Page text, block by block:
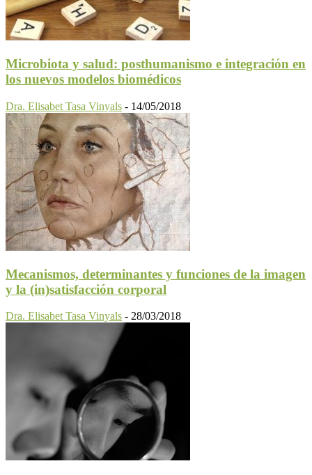
Microbiota y salud: posthumanismo e integración en
los nuevos modelos biomédicos
Dra. Elisabet Tasa Vinyals - 14/05/2018
Mecanismos, determinantes y funciones de la imagen
y la (in)satisfacción corporal
Dra. Elisabet Tasa Vinyals - 28/03/2018